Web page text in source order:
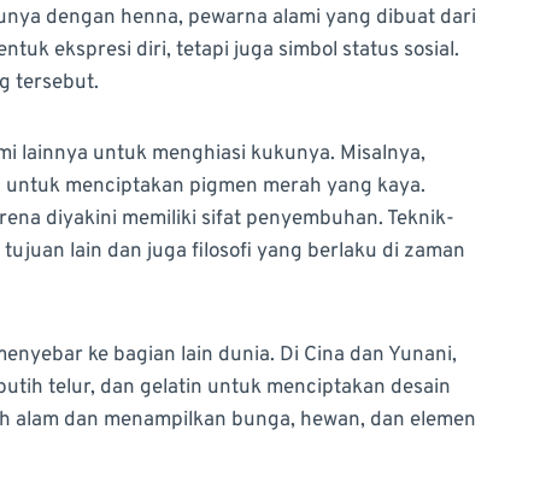
dengan henna, pewarna alami yang dibuat dari
ekspresi diri, tetapi juga simbol status sosial.
tersebut.
lainnya untuk menghiasi kukunya. Misalnya,
menciptakan pigmen merah yang kaya.
diyakini memiliki sifat penyembuhan. Teknik-
lain dan juga filosofi yang berlaku di zaman
ke bagian lain dunia. Di Cina dan Yunani,
telur, dan gelatin untuk menciptakan desain
dan menampilkan bunga, hewan, dan elemen